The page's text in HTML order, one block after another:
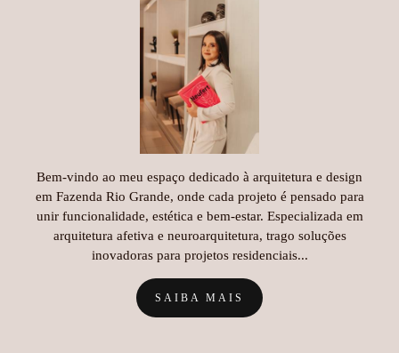
Bem-vindo ao meu espaço dedicado à arquitetura e design
em Fazenda Rio Grande, onde cada projeto é pensado para
unir funcionalidade, estética e bem-estar. Especializada em
arquitetura afetiva e neuroarquitetura, trago soluções
inovadoras para projetos residenciais...
SAIBA MAIS